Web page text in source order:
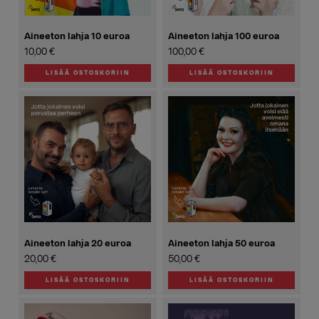
Aineeton lahja 10 euroa
10,00€
LISÄÄ OSTOSKORIIN
Aineeton lahja 100 euroa
100,00€
LISÄÄ OSTOSKORIIN
Aineeton lahja 20 euroa
20,00€
LISÄÄ OSTOSKORIIN
Aineeton lahja 50 euroa
50,00€
LISÄÄ OSTOSKORIIN